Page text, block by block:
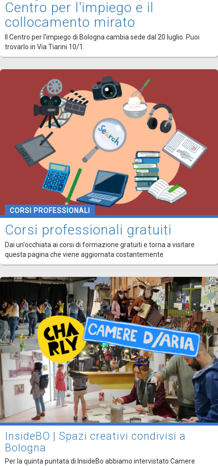
Centro per l'impiego e il
collocamento mirato
Il Centro per l'impiego di Bologna cambia sede dal 20 luglio. Puoi
trovarlo in Via Tiarini 10/1.
CORSI PROFESSIONALI
Corsi professionali gratuiti
Dai un'occhiata ai corsi di formazione gratuiti e torna a visitare
questa pagina che viene aggiornata costantemente
InsideBO | Spazi creativi condivisi a
Bologna
Per la quinta puntata di InsideBo abbiamo intervistato Camere